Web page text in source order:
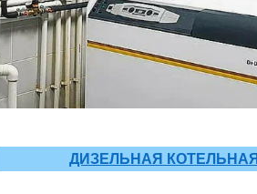
ДИЗЕЛЬНАЯ КОТЕЛЬНАЯ